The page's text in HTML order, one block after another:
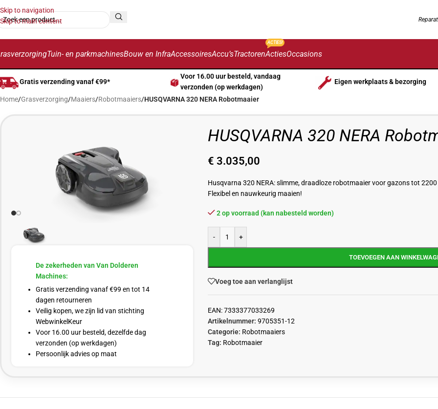
Skip to navigation
Skip to main content
Tuin- en parkmachinesBouw en InfraAccessoiresAccu’sTractorenActies
ACTIES!
Occasions
Gratis verzending vanaf €99*
Voor 16.00 uur besteld, vandaag
verzonden (op werkdagen)
Eigen werkplaats & bezorging
Home/Grasverzorging/Maaiers/Robotmaaiers/HUSQVARNA 320 NERA Robotmaaier
De zekerheden van Van Dolderen
Machines:
Gratis verzending vanaf €99 en tot 14
dagen retourneren
Veilig kopen, we zijn lid van stichting
WebwinkelKeur
Voor 16.00 uur besteld, dezelfde dag
verzonden (op werkdagen)
Persoonlijk advies op maat
HUSQVARNA 320 NERA
€ 3.035,00
Husqvarna 320 NERA: slimme, draadloze robotmaaier voor gazons tot
Flexibel en nauwkeurig maaien!
2 op voorraad (kan nabesteld worden)
- +
TOEVOEGEN AAN
Voeg toe aan verlanglijst
EAN:7333377033269
Artikelnummer: 9705351-12
Categorie: Robotmaaiers
Tag: Robotmaaier